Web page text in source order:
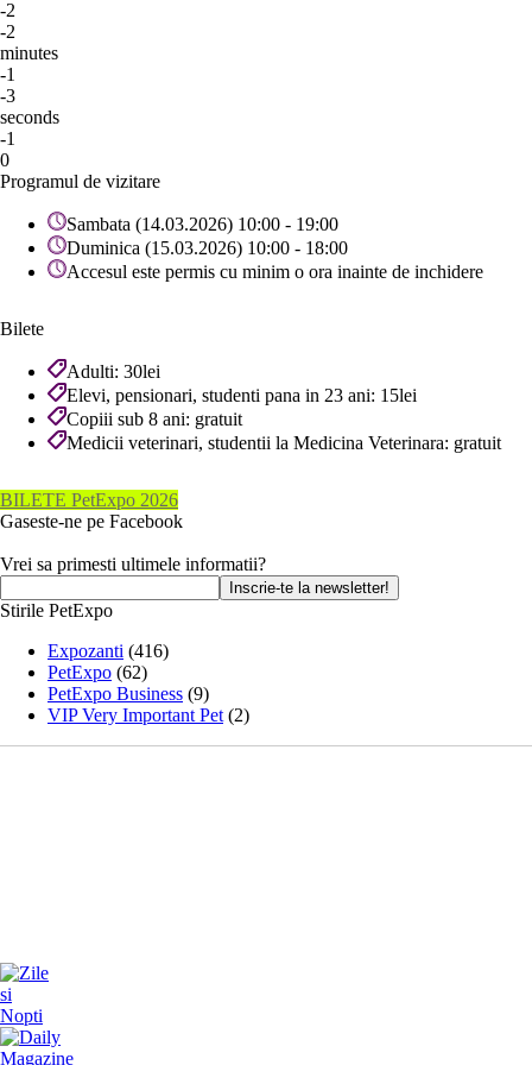
-2
-2
minutes
-1
-3
seconds
-1
0
Programul de vizitare
Sambata (14.03.2026) 10:00 - 19:00
Duminica (15.03.2026) 10:00 - 18:00
Accesul este permis cu minim o ora inainte de inchidere
Bilete
Adulti: 30lei
Elevi, pensionari, studenti pana in 23 ani: 15lei
Copiii sub 8 ani: gratuit
Medicii veterinari, studentii la Medicina Veterinara: gratuit
BILETE PetExpo 2026
Gaseste-ne pe Facebook
Vrei sa primesti ultimele informatii?
Stirile PetExpo
Expozanti (416)
PetExpo (62)
PetExpo Business (9)
VIP Very Important Pet (2)